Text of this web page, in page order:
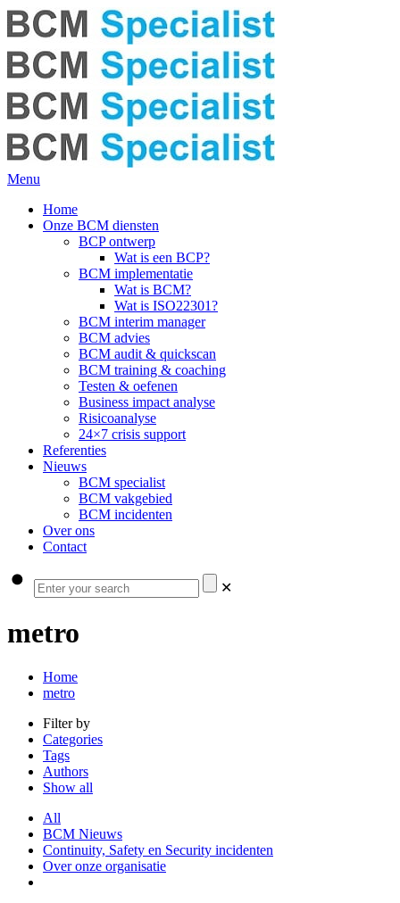
Menu
Home
Onze BCM diensten
BCP ontwerp
Wat is een BCP?
BCM implementatie
Wat is BCM?
Wat is ISO22301?
BCM interim manager
BCM advies
BCM audit & quickscan
BCM training & coaching
Testen & oefenen
Business impact analyse
Risicoanalyse
24×7 crisis support
Referenties
Nieuws
BCM specialist
BCM vakgebied
BCM incidenten
Over ons
Contact
✕
metro
Home
metro
Filter by
Categories
Tags
Authors
Show all
All
BCM Nieuws
Continuity, Safety en Security incidenten
Over onze organisatie